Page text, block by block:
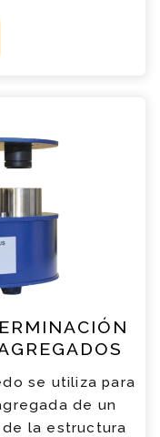
se utiliza para
de un
la estructura